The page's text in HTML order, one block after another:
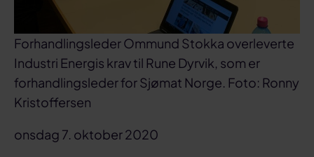
Forhandlingsleder Ommund Stokka overleverte
Industri Energis krav til Rune Dyrvik, som er
forhandlingsleder for Sjømat Norge. Foto: Ronny
Kristoffersen
onsdag 7. oktober 2020